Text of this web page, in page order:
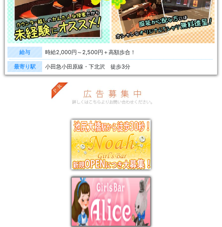
給与 時給2,000円～2,500円＋高額歩合！
最寄り駅 小田急小田原線・下北沢 徒歩3分